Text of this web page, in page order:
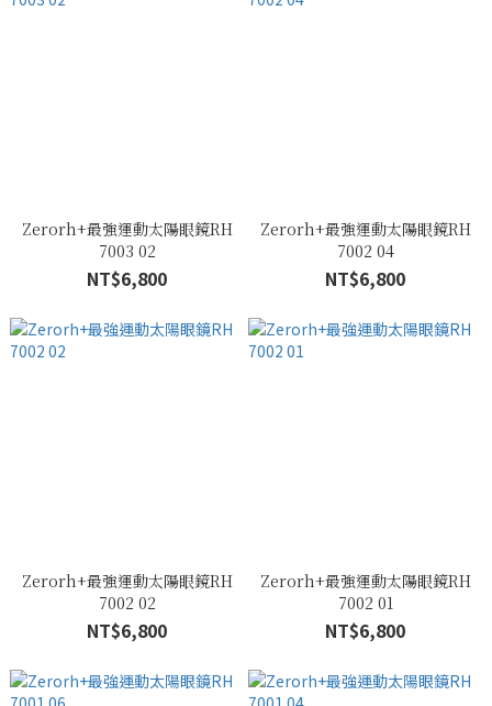
Zerorh+最強運動太陽眼鏡RH
7003 02
NT$6,800
Zerorh+最強運動太陽眼鏡RH
7002 04
NT$6,800
Zerorh+最強運動太陽眼鏡RH
7002 02
NT$6,800
Zerorh+最強運動太陽眼鏡RH
7002 01
NT$6,800